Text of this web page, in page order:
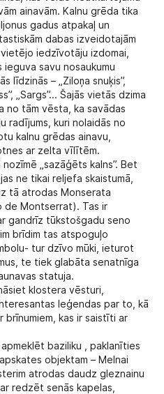
ainavām. Kalnu grēda tika
gadus atpakaļ un
dabas izveidotajām
iedzīvotāju izdomai,
savu nosaukumu
līdzinās – „Ziloņa snuķis”,
„Sargs”... Šajās vietās dzima
no tām vēsta, ka savādas
radījums, kuri nolaidās no
kalnu grēdas ainavu,
ar zelta vīlītēm.
„sazāģēts kalns”. Bet
ne tikai reljefa skaistumā,
tā atrodas Monserata
de Montserrat). Tas ir
gandrīz tūkstošgadu seno
brīdim tas atspoguļo
tur dzīvo mūki, ieturot
te tiek glabāta senatnīga
statuja.
klostera vēsturi,
leģendas par to, kā
brīnumiem, kas ir saistīti ar
baziliku , paklanīties
objektam – Melnai
atrodas daudz gleznainu
redzēt senās kapelas,